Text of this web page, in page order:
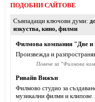
ПОДОБНИ САЙТОВЕ
Съвпадащи ключови думи
изкуства, кино, филми
Филмова компания "Две и
Произвежда и
Повече за "Филмова
Ривайв Вижън
Филмово студио за
музикални филми и клипове.